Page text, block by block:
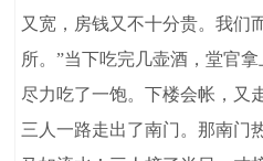
又宽，房钱又不十分贵。我们
所。”当下吃完几壶酒，堂官
尽力吃了一饱。下楼会帐，又
三人一路走出了南门。那南门